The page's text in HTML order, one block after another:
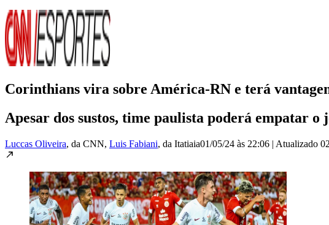
Corinthians vira sobre América-RN e terá
Apesar dos sustos, time paulista poderá empatar o
Luccas Oliveira, da CNN, Luis Fabiani, da Itatiaia01/05/24 às 22:06 | Atualizado